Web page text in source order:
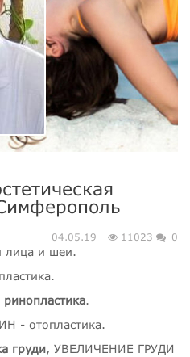
04.05.19 11023 0
лица и шеи.
ринопластика.
- отопластика.
груди, УВЕЛИЧЕНИЕ ГРУДИ